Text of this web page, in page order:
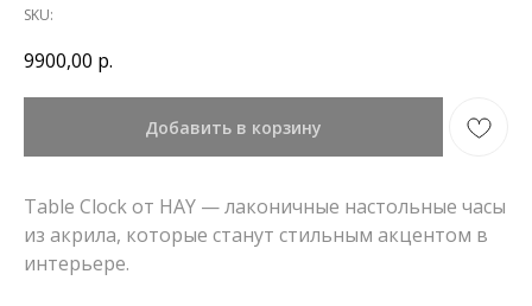
SKU:
9900,00 р.
Добавить в корзину
Table Clock от HAY — лаконичные настольные часы
из акрила, которые станут стильным акцентом в
интерьере.